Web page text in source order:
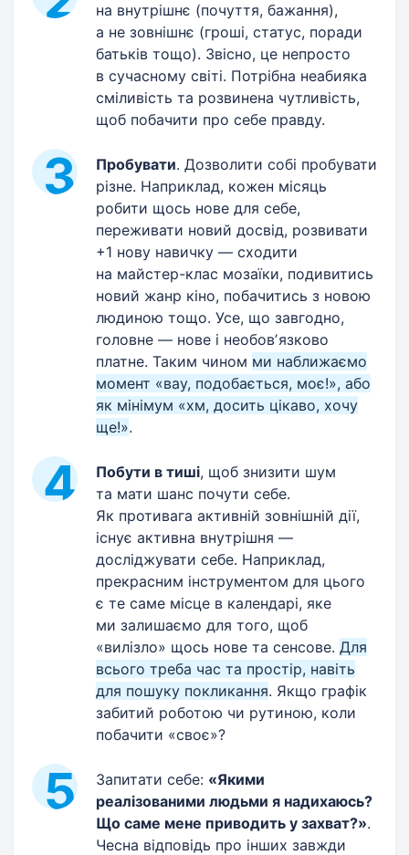
на внутрішнє (почуття, бажання),
а не зовнішнє (гроші, статус, поради
батьків тощо). Звісно, це непросто
в сучасному світі. Потрібна неабияка
сміливість та розвинена чутливість,
щоб побачити про себе правду.
Пробувати. Дозволити собі пробувати
різне. Наприклад, кожен місяць
робити щось нове для себе,
переживати новий досвід, розвивати
+1 нову навичку — сходити
на майстер-клас мозаїки, подивитись
новий жанр кіно, побачитись з новою
людиною тощо. Усе, що завгодно,
головне — нове і необовʼязково
платне. Таким чином ми наближаємо
момент «вау, подобається, моє!», або
як мінімум «хм, досить цікаво, хочу
ще!».
Побути в тиші, щоб знизити шум
та мати шанс почути себе.
Як противага активній зовнішній дії,
існує активна внутрішня —
досліджувати себе. Наприклад,
прекрасним інструментом для цього
є те саме місце в календарі, яке
ми залишаємо для того, щоб
«вилізло» щось нове та сенсове. Для
всього треба час та простір, навіть
для пошуку покликання. Якщо графік
забитий роботою чи рутиною, коли
побачити «своє»?
Запитати себе: «Якими
реалізованими людьми я надихаюсь?
Що саме мене приводить у захват?».
Чесна відповідь про інших завжди